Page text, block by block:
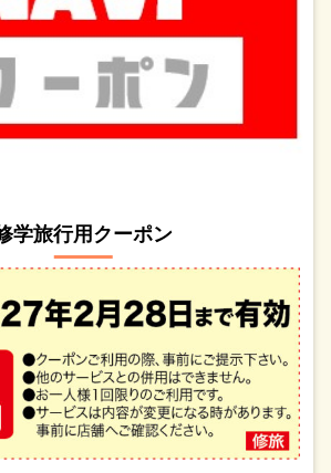
学旅行用クーポン